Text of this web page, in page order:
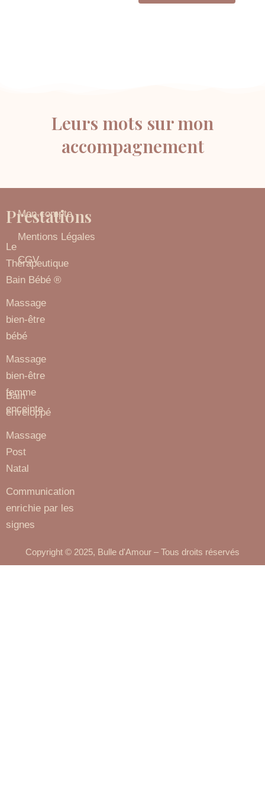
Leurs mots sur mon
accompagnement
Prestations
Le
Thérapeutique
Bain Bébé ®
Massage
bien-être
bébé
Massage
bien-être
femme
enceinte
Bain
enveloppé
Massage
Post
Natal
Communication
enrichie par les
signes
Prestations
Mon compte
Mentions Légales
CGV
Copyright © 2025, Bulle d'Amour – Tous droits réservés